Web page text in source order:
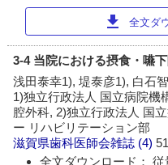
download 全文ダ
3-4 当院における摂食・嚥
浅田泰幸1), 堤泰彦1), 白石
1)独立行政法人 国立病院機
腔外科, 2)独立行政法人 国
ー リハビリテーション部
滋賀県歯科医師会雑誌 (4)
全文ダウンロード：